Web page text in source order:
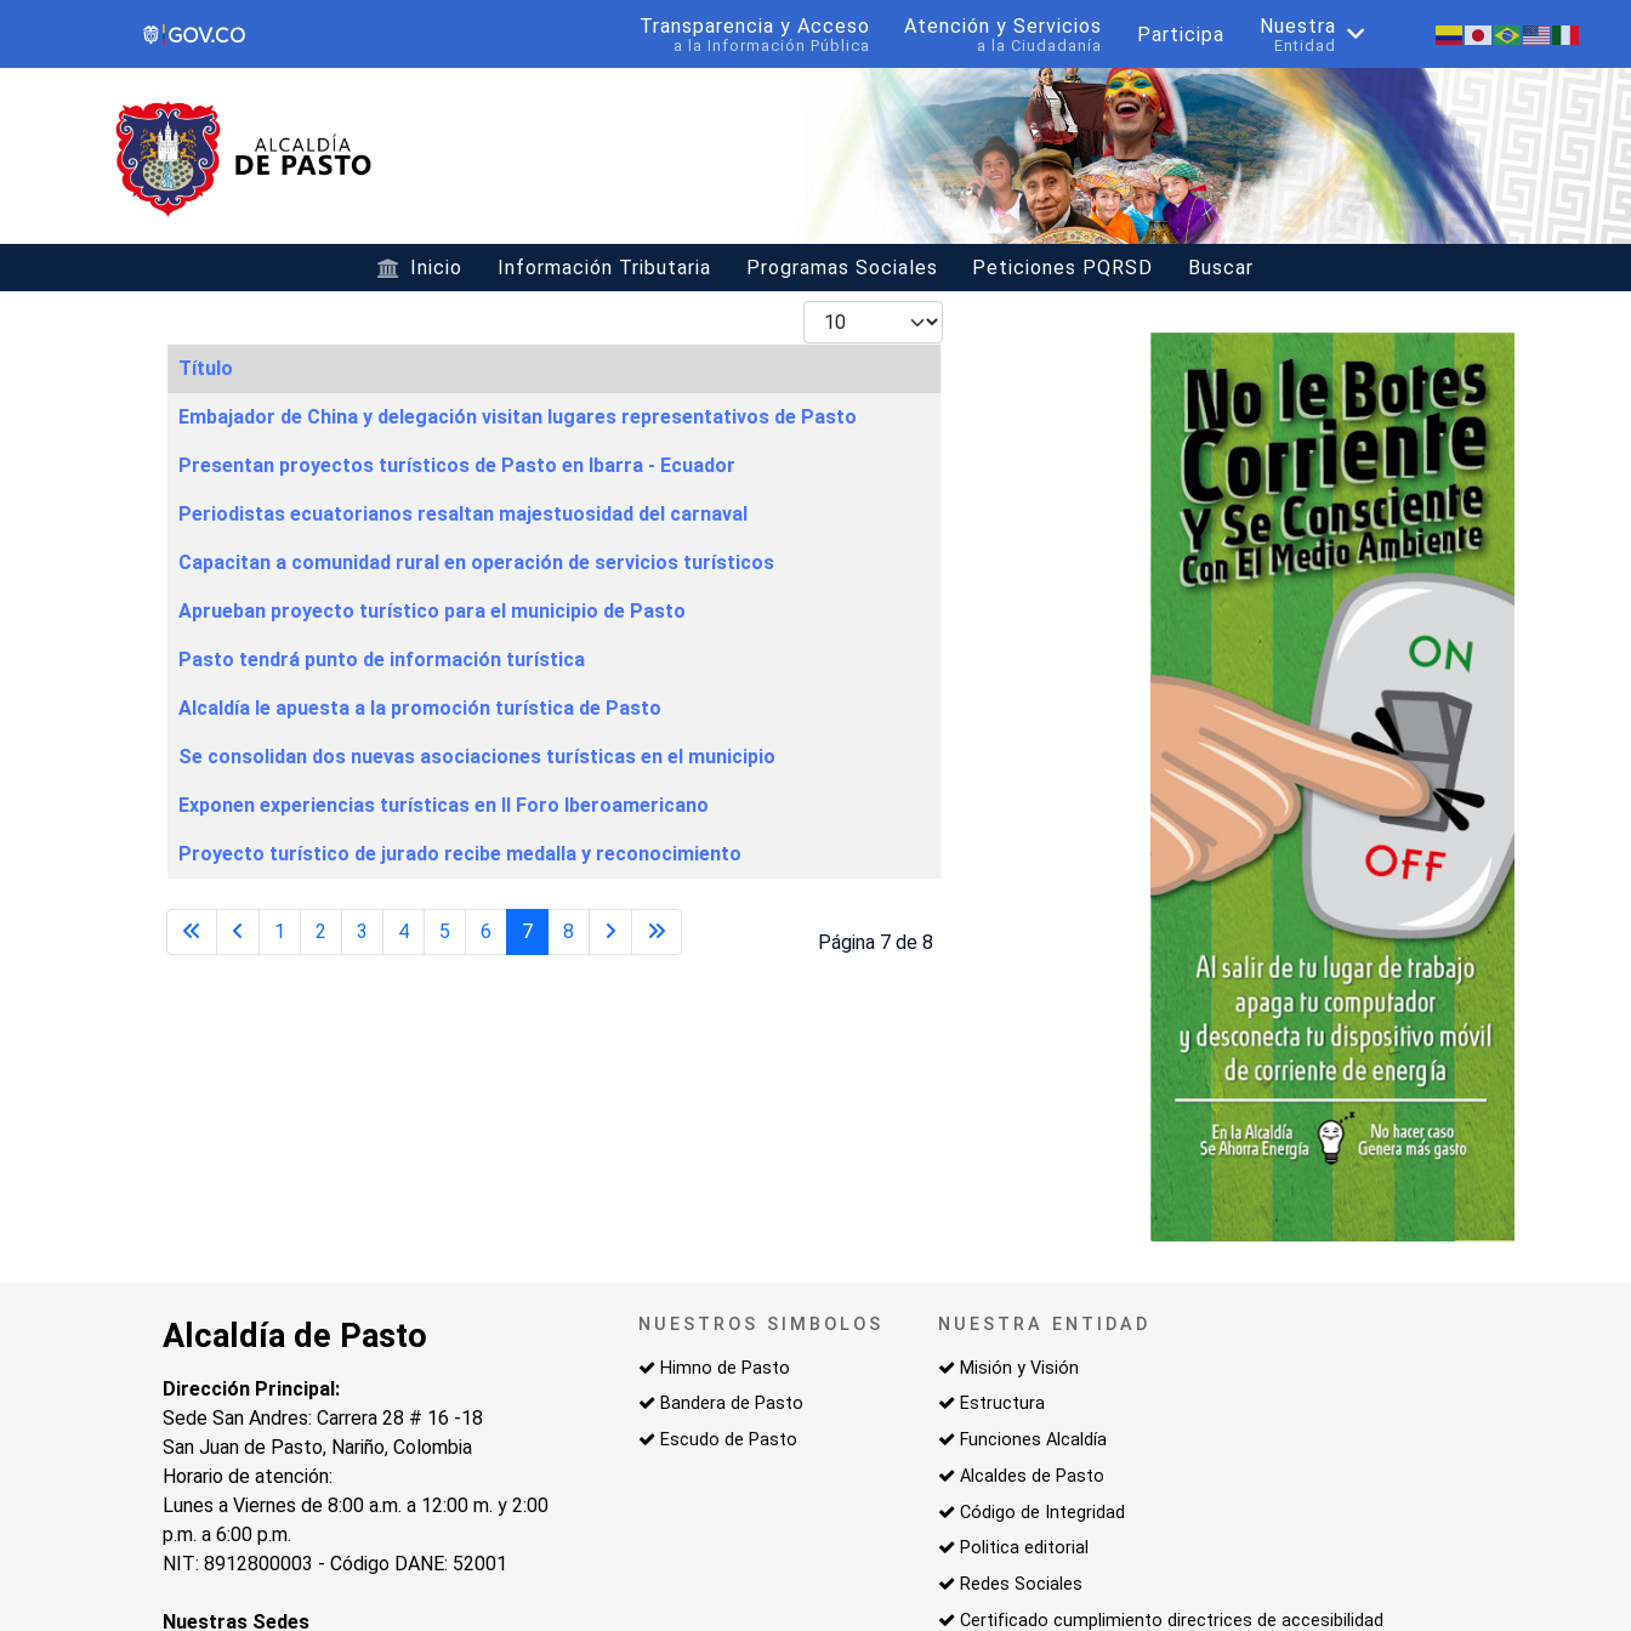
Transparencia y Acceso
a la Información Pública
Atención y Servicios
a la Ciudadanía Participa Nuestra
Entidad
Inicio Información Tributaria Programas Sociales Peticiones PQRSD
Buscar
Mostrar #
Articles
Título
Embajador de China y delegación visitan lugares representativos de Pasto
Presentan proyectos turísticos de Pasto en Ibarra - Ecuador
Periodistas ecuatorianos resaltan majestuosidad del carnaval
Capacitan a comunidad rural en operación de servicios turísticos
Aprueban proyecto turístico para el municipio de Pasto
Pasto tendrá punto de información turística
Alcaldía le apuesta a la promoción turística de Pasto
Se consolidan dos nuevas asociaciones turísticas en el municipio
Exponen experiencias turísticas en II Foro Iberoamericano
Proyecto turístico de jurado recibe medalla y reconocimiento
Página 7 de 8
1 2 3 4 5 6 7 8
Alcaldía de Pasto
Dirección Principal:
Sede San Andres: Carrera 28 # 16 -18
San Juan de Pasto, Nariño, Colombia
Horario de atención:
Lunes a Viernes de 8:00 a.m. a 12:00 m. y 2:00
p.m. a 6:00 p.m.
NIT: 8912800003 - Código DANE: 52001
Nuestras Sedes
NUESTROS SIMBOLOS
Himno de Pasto
Bandera de Pasto
Escudo de Pasto
NUESTRA ENTIDAD
Misión y Visión
Estructura
Funciones Alcaldía
Alcaldes de Pasto
Código de Integridad
Politica editorial
Redes Sociales
Certificado cumplimiento directrices de accesibilidad